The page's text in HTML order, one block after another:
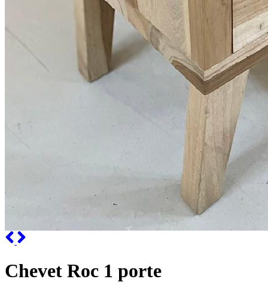
Previous
Chevet Roc 1 porte